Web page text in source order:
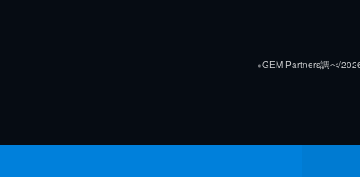
※GEM Partners調べ/